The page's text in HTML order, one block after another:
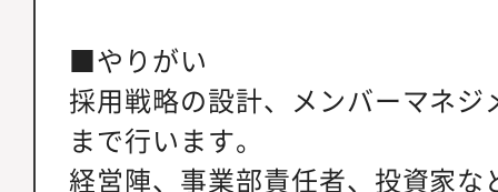
■やりがい
採用戦略の設計、メンバーマネ
まで行います。
経営陣、事業部責任者、投資家